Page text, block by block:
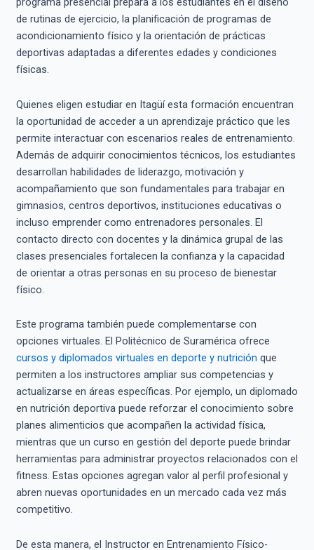
de rutinas de ejercicio, la planificación de programas de
acondicionamiento físico y la orientación de prácticas
deportivas adaptadas a diferentes edades y condiciones
físicas.
Quienes eligen estudiar en Itagüí esta formación encuentran
la oportunidad de acceder a un aprendizaje práctico que les
permite interactuar con escenarios reales de entrenamiento.
Además de adquirir conocimientos técnicos, los estudiantes
desarrollan habilidades de liderazgo, motivación y
acompañamiento que son fundamentales para trabajar en
gimnasios, centros deportivos, instituciones educativas o
incluso emprender como entrenadores personales. El
contacto directo con docentes y la dinámica grupal de las
clases presenciales fortalecen la confianza y la capacidad
de orientar a otras personas en su proceso de bienestar
físico.
Este programa también puede complementarse con
opciones virtuales. El Politécnico de Suramérica ofrece
cursos y diplomados virtuales en deporte y nutrición que
permiten a los instructores ampliar sus competencias y
actualizarse en áreas específicas. Por ejemplo, un diplomado
en nutrición deportiva puede reforzar el conocimiento sobre
planes alimenticios que acompañen la actividad física,
mientras que un curso en gestión del deporte puede brindar
herramientas para administrar proyectos relacionados con el
fitness. Estas opciones agregan valor al perfil profesional y
abren nuevas oportunidades en un mercado cada vez más
competitivo.
De esta manera, el Instructor en Entrenamiento Físico-